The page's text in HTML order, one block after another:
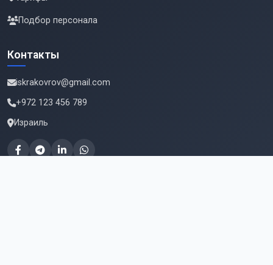
Подбор персонала
Контакты
iskrakovrov@gmail.com
+972 123 456 789
Израиль